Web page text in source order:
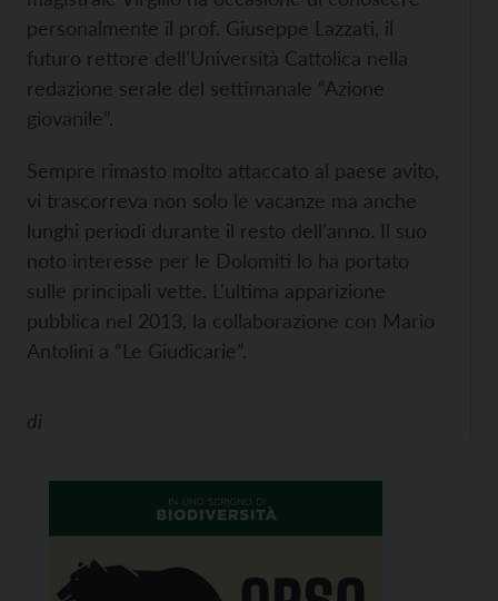
personalmente il prof. Giuseppe Lazzati, il
futuro rettore dell'Università Cattolica nella
redazione serale del settimanale “Azione
giovanile”.
Sempre rimasto molto attaccato al paese avito,
vi trascorreva non solo le vacanze ma anche
lunghi periodi durante il resto dell'anno. Il suo
noto interesse per le Dolomiti lo ha portato
sulle principali vette. L'ultima apparizione
pubblica nel 2013, la collaborazione con Mario
Antolini a “Le Giudicarie”.
di